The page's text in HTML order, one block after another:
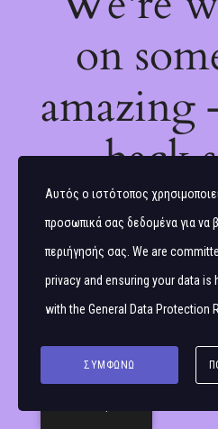
on
amazing
back
Αυτός ο ιστότοπος
προσωπικά σας δεδομένα για να
περιήγησής σας. We are
privacy and ensuring your data is
with the General Data Protection
ΣΥΜΦΩΝΏ